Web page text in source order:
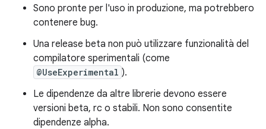
Sono pronte per l'uso in produzione, ma potrebbero
contenere bug.
Una release beta non può utilizzare funzionalità del
compilatore sperimentali (come
@UseExperimental ).
Le dipendenze da altre librerie devono essere
versioni beta, rc o stabili. Non sono consentite
dipendenze alpha.